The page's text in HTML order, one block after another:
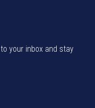
your inbox and stay